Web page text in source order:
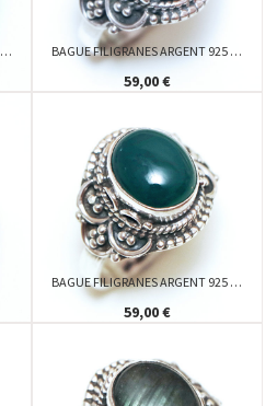
… BAGUE FILIGRANES ARGENT 925 …
59,00 €
BAGUE FILIGRANES ARGENT 925 …
59,00 €